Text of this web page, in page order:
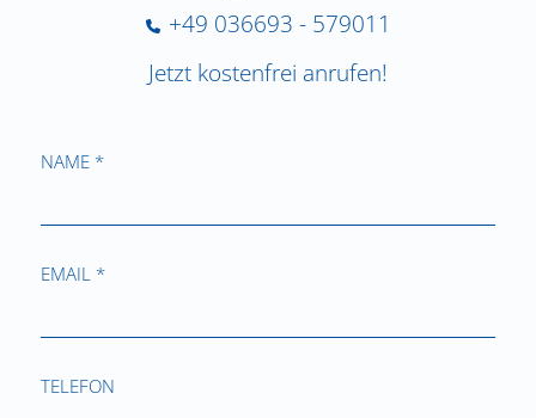
+49 036693 - 579011
Jetzt kostenfrei anrufen!
NAME *
EMAIL *
TELEFON